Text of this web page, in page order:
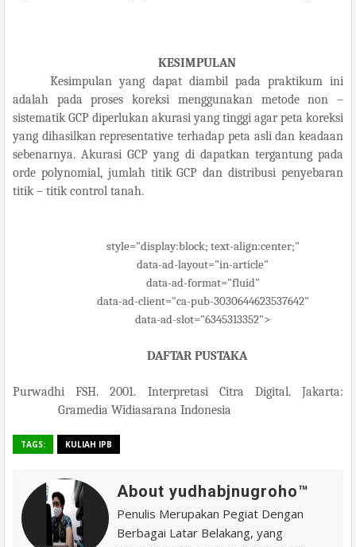
KESIMPULAN
Kesimpulan yang dapat diambil pada praktikum ini
adalah pada proses koreksi menggunakan metode non –
sistematik GCP diperlukan akurasi yang tinggi agar peta koreksi
yang dihasilkan representative terhadap peta asli dan keadaan
sebenarnya. Akurasi GCP yang di dapatkan tergantung pada
orde polynomial, jumlah titik GCP dan distribusi penyebaran
titik – titik control tanah.
style="display:block; text-align:center;"
data-ad-layout="in-article"
data-ad-format="fluid"
data-ad-client="ca-pub-3030644623537642"
data-ad-slot="6345313352">
DAFTAR PUSTAKA
Purwadhi FSH. 2001. Interpretasi Citra Digital. Jakarta:
Gramedia Widiasarana Indonesia
TAGS: KULIAH IPB
About yudhabjnugroho™️
Penulis Merupakan Pegiat Dengan
Berbagai Latar Belakang, yang